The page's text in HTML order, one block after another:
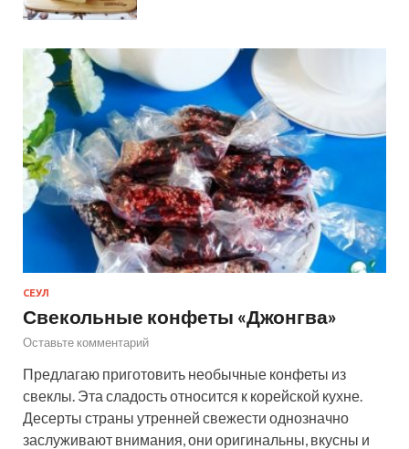
СЕУЛ
Свекольные конфеты «Джонгва»
Оставьте комментарий
Предлагаю приготовить необычные конфеты из
свеклы. Эта сладость относится к корейской кухне.
Десерты страны утренней свежести однозначно
заслуживают внимания, они оригинальны, вкусны и